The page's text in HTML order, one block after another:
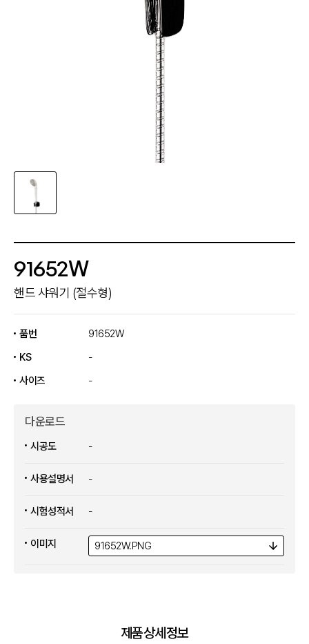
91652W
핸드 샤워기 (절수형)
품번
91652W
KS
-
사이즈
-
다운로드
시공도 -
사용설명서 -
시험성적서 -
이미지 91652W.PNG
제품상세정보